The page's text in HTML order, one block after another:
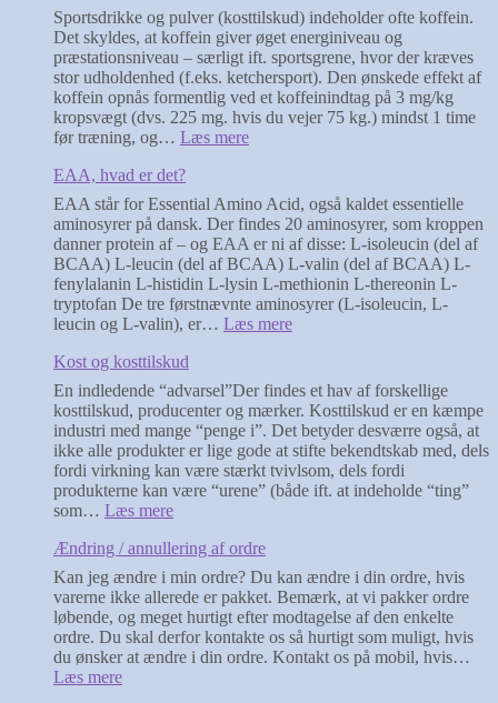
Power
index
(CPI)
Sportsdrikke og pulver (kosttilskud) indeholder ofte koffein.
Det skyldes, at koffein giver øget energiniveau og
præstationsniveau – særligt ift. sportsgrene, hvor der kræves
stor udholdenhed (f.eks. ketchersport). Den ønskede effekt af
koffein opnås formentlig ved et koffeinindtag på 3 mg/kg
kropsvægt (dvs. 225 mg. hvis du vejer 75 kg.) mindst 1 time
før træning, og… Læs mere:
EAA, hvad er det?
EAA står for Essential Amino Acid, også kaldet essentielle
aminosyrer på dansk. Der findes 20 aminosyrer, som kroppen
danner protein af – og EAA er ni af disse: L-isoleucin (del af
BCAA) L-leucin (del af BCAA) L-valin (del af BCAA) L-
fenylalanin L-histidin L-lysin L-methionin L-thereonin L-
tryptofan De tre førstnævnte aminosyrer (L-isoleucin, L-
leucin og L-valin), er… Læs mere:
det?
Kost og kosttilskud
En indledende “advarsel”Der findes et hav af forskellige
kosttilskud, producenter og mærker. Kosttilskud er en kæmpe
industri med mange “penge i”. Det betyder desværre også, at
ikke alle produkter er lige gode at stifte bekendtskab med, dels
fordi virkning kan være stærkt tvivlsom, dels fordi
produkterne kan være “urene” (både ift. at indeholde “ting”
som… Læs mere:
og
kosttilskud
Ændring / annullering af ordre
Kan jeg ændre i min ordre? Du kan ændre i din ordre, hvis
varerne ikke allerede er pakket. Bemærk, at vi pakker ordre
løbende, og meget hurtigt efter modtagelse af den enkelte
ordre. Du skal derfor kontakte os så hurtigt som muligt, hvis
du ønsker at ændre i din ordre. Kontakt os på mobil, hvis…
Læs mere: